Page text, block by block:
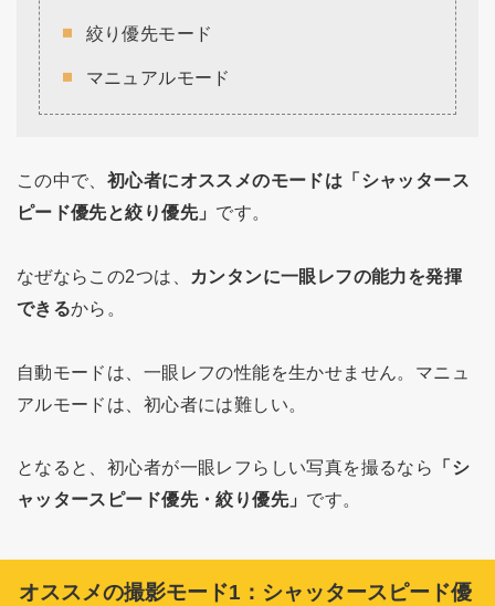
絞り優先モード
マニュアルモード
この中で、 初心者にオススメのモードは「シャッタース
ピード優先と絞り優先」 です。
なぜならこの2つは、
カンタンに一眼レフの能力を発揮
できるから。
自動モードは、一眼レフの性能を生かせません。マニュ
アルモードは、初心者には難しい。
となると、初心者が一眼レフらしい写真を撮るなら
「シ
ャッタースピード優先・絞り優先」 です。
オススメの撮影モード1： シャッタースピード優